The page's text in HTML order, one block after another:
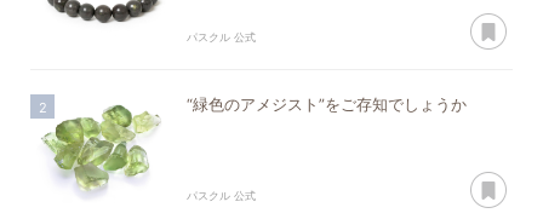
パスクル 公式
“緑色のアメジスト”をご存知でしょうか
パスクル 公式